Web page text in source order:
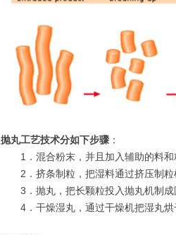
抛丸工艺技术分如下步骤 ：
1．混合粉末，并且加入辅助的料和
2．挤条制粒，把湿料通过挤压制粒
3．抛丸，把长颗粒投入抛丸机制成
4．干燥湿丸，通过干燥机把湿丸烘